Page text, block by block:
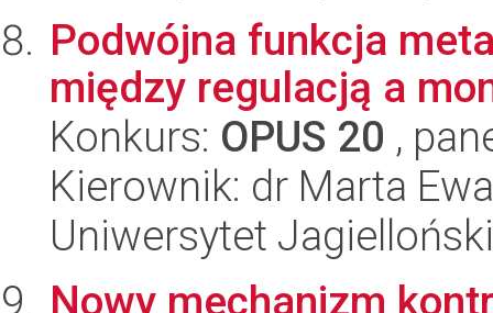
Podwójna funkcja
między regulacją a
Konkurs: OPUS 20 ,
Kierownik: dr Marta
Uniwersytet
Nowy mechanizm